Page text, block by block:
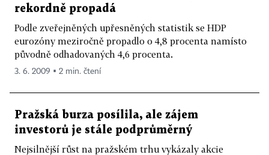
rekordně propadá
Podle zveřejněných upřesněných statistik se HDP
eurozóny meziročně propadlo o 4,8 procenta namísto
původně odhadovaných 4,6 procenta.
3. 6. 2009 ▪ 2 min. čtení
Pražská burza posílila, ale zájem
investorů je stále podprůměrný
Nejsilnější růst na pražském trhu vykázaly akcie